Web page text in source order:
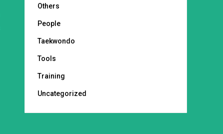
Others
People
Taekwondo
Tools
Training
Uncategorized